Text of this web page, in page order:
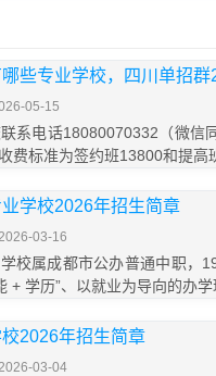
些专业学校，四川单招群
05-15
系电话18080070332（微信
费标准为签约班13800和提高
学校2026年招生简章
03-16
校属成都市公办普通中职，
+ 学历”、以就业为导向的办学
2026年招生简章
03-04